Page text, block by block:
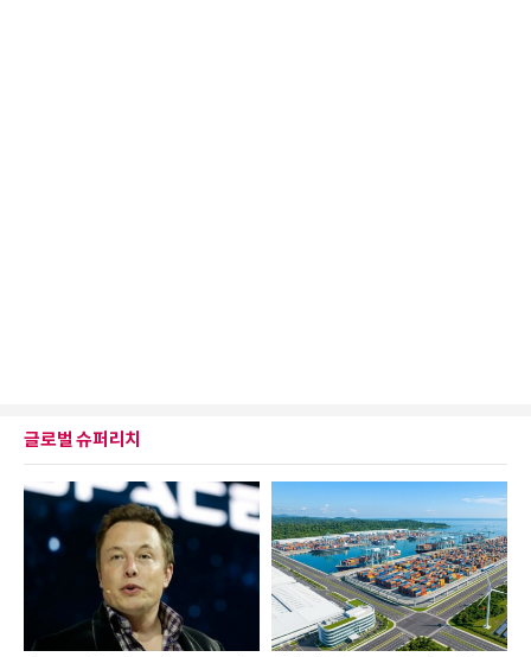
글로벌 슈퍼리치